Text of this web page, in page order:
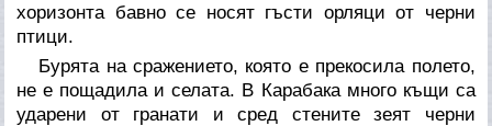
хоризонта бавно се носят гъсти орляци от черни
птици.
Бурята на сражението, която е прекосила полето,
не е пощадила и селата. В Карабака много къщи са
ударени от гранати и сред стените зеят черни